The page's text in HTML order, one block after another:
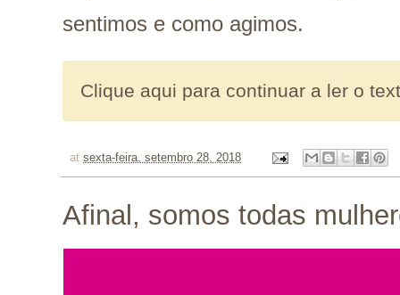
sentimos e como agimos.
Clique aqui para continuar a ler o
at sexta-feira, setembro 28, 2018
Afinal, somos todas